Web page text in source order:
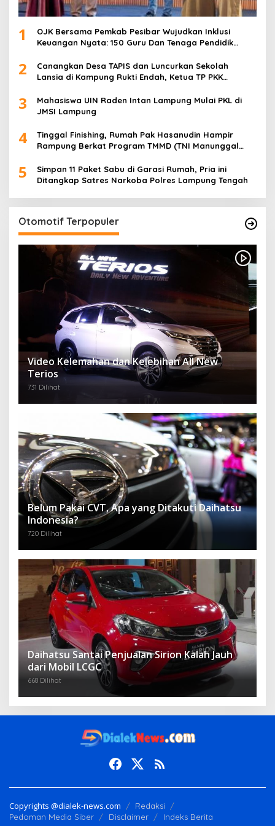
1
OJK Bersama Pemkab Pesibar Wujudkan Inklusi
Keuangan Nyata: 150 Guru Dan Tenaga Pendidik
2
Canangkan Desa TAPIS dan Luncurkan Sekolah
Lansia di Kampung Rukti Endah, Ketua TP PKK
Desa
3
Mahasiswa UIN Raden Intan Lampung Mulai PKL di
JMSI Lampung
4
Tinggal Finishing, Rumah Pak Hasanudin Hampir
Rampung Berkat Program TMMD (TNI Manunggal
5
Simpan 11 Paket Sabu di Garasi Rumah, Pria ini
Ditangkap Satres Narkoba Polres Lampung Tengah
Otomotif Terpopuler
Video Kelemahan dan Kelebihan All New
Terios
731 Dilihat
Belum Pakai CVT, Apa yang Ditakuti Daihatsu
Indonesia?
720 Dilihat
Daihatsu Santai Penjualan Sirion Kalah Jauh
dari Mobil LCGC
668 Dilihat
Copyrights @dialek-news.com
Redaksi
Pedoman Media Siber
Disclaimer Indeks Berita